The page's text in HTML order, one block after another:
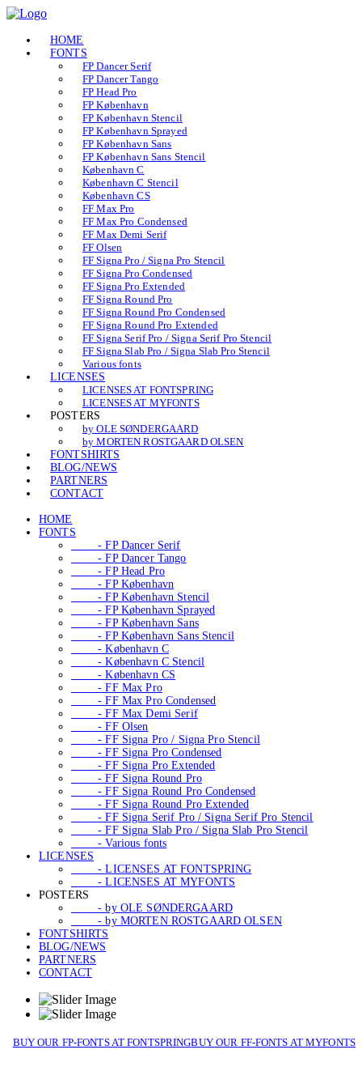
HOME
FONTS
FP Dancer Serif
FP Dancer Tango
FP Head Pro
FP København
FP København Stencil
FP København Sprayed
FP København Sans
FP København Sans Stencil
København C
København C Stencil
København CS
FF Max Pro
FF Max Pro Condensed
FF Max Demi Serif
FF Olsen
FF Signa Pro / Signa Pro Stencil
FF Signa Pro Condensed
FF Signa Pro Extended
FF Signa Round Pro
FF Signa Round Pro Condensed
FF Signa Round Pro Extended
FF Signa Serif Pro / Signa Serif Pro Stencil
FF Signa Slab Pro / Signa Slab Pro Stencil
Various fonts
LICENSES
LICENSES AT FONTSPRING
LICENSES AT MYFONTS
POSTERS
by OLE SØNDERGAARD
by MORTEN ROSTGAARD OLSEN
FONTSHIRTS
BLOG/NEWS
PARTNERS
CONTACT
HOME
FONTS
- FP Dancer Serif
- FP Dancer Tango
- FP Head Pro
- FP København
- FP København Stencil
- FP København Sprayed
- FP København Sans
- FP København Sans Stencil
- København C
- København C Stencil
- København CS
- FF Max Pro
- FF Max Pro Condensed
- FF Max Demi Serif
- FF Olsen
- FF Signa Pro / Signa Pro Stencil
- FF Signa Pro Condensed
- FF Signa Pro Extended
- FF Signa Round Pro
- FF Signa Round Pro Condensed
- FF Signa Round Pro Extended
- FF Signa Serif Pro / Signa Serif Pro Stencil
- FF Signa Slab Pro / Signa Slab Pro Stencil
- Various fonts
LICENSES
- LICENSES AT FONTSPRING
- LICENSES AT MYFONTS
POSTERS
- by OLE SØNDERGAARD
- by MORTEN ROSTGAARD OLSEN
FONTSHIRTS
BLOG/NEWS
PARTNERS
CONTACT
BUY OUR FP-FONTS AT FONTSPRINGBUY OUR FF-FONTS AT MYFONTS